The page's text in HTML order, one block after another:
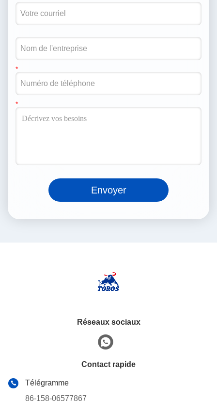
Envoyer
Réseaux sociaux
Contact rapide
Télégramme
86-158-06577867